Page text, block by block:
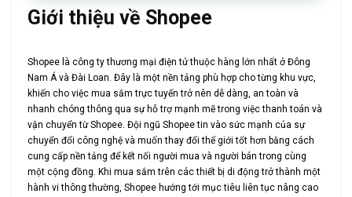
Giới thiệu về Shopee
Shopee là công ty thương mại điện tử thuộc hàng lớn nhất ở Đông
Nam Á và Đài Loan. Đây là một nền tảng phù hợp cho từng khu vực,
khiến cho việc mua sắm trực tuyến trở nên dễ dàng, an toàn và
nhanh chóng thông qua sự hỗ trợ mạnh mẽ trong việc thanh toán và
vận chuyển từ Shopee. Đội ngũ Shopee tin vào sức mạnh của sự
chuyển đổi công nghệ và muốn thay đổi thế giới tốt hơn bằng cách
cung cấp nền tảng để kết nối người mua và người bán trong cùng
một cộng đồng. Khi mua sắm trên các thiết bị di động trở thành một
hành vi thông thường, Shopee hướng tới mục tiêu liên tục nâng cao